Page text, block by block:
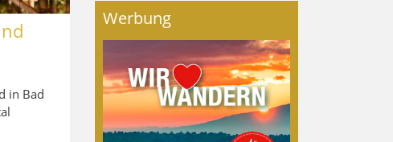
in Bad
Werbung